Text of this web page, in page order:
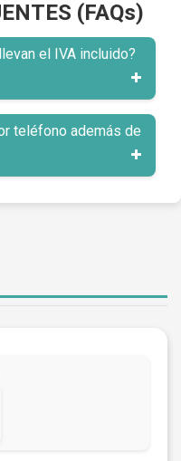
(FAQs)
el IVA incluido?
teléfono además de